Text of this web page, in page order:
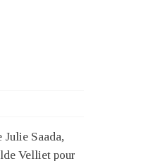
Julie Saada,
Velliet pour